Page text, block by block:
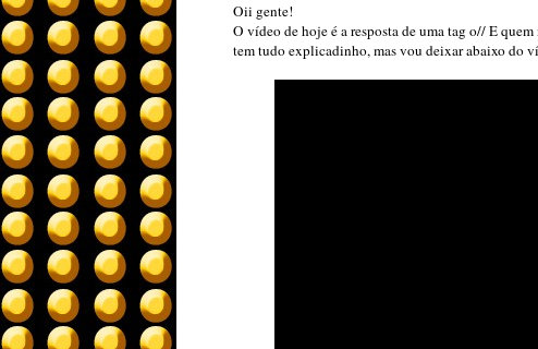
Oii gente!
O vídeo de hoje é a resposta de uma tag o// E
tem tudo explicadinho, mas vou deixar abaixo do